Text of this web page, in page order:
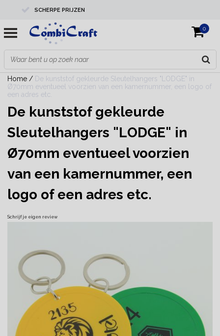
SCHERPE PRIJZEN
PROFESSIONELE KWALITEIT
EXPERTS IN MAATWERK
0
Home / De kunststof gekleurde Sleutelhangers "LODGE" in
Ø70mm eventueel voorzien van een kamernummer, een logo of
een adres etc.
De kunststof gekleurde
Sleutelhangers "LODGE" in
Ø70mm eventueel voorzien
van een kamernummer, een
logo of een adres etc.
Schrijf je eigen review